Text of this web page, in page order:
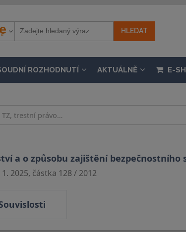
ROZHODNUTÍ AKTUÁLNĚ E-
a o způsobu zajištění
2025, částka 128 / 2012